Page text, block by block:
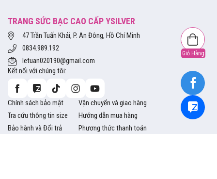
Giỏ Hàng
TRANG SỨC BẠC CAO CẤP YSILVER
47 Trần Tuấn Khải, P. An Đông, Hồ Chí Minh
0834.989.192
letuan020190@gmail.com
Kết nối với chúng tôi:
Chính sách bảo mật
Vận chuyển và giao hàng
Tra cứu thông tin size
Hướng dẫn mua hàng
Bảo hành và Đổi trả
Phương thức thanh toán